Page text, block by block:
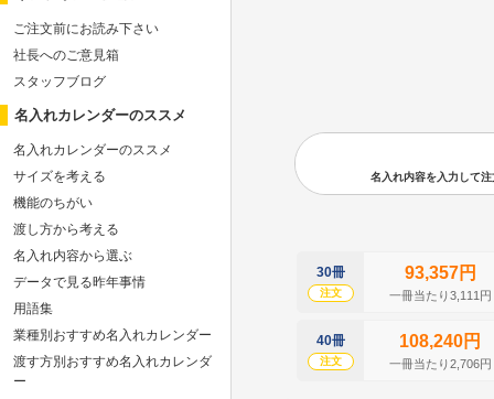
名入れ内容を入力して
30冊
注文
93,357円
一冊当たり3,111円
40冊
注文
108,240円
一冊当たり2,706円
ご注文前にお読み下さい
社長へのご意見箱
スタッフブログ
名入れカレンダーのススメ
名入れカレンダーのススメ
サイズを考える
機能のちがい
渡し方から考える
名入れ内容から選ぶ
データで見る昨年事情
用語集
業種別おすすめ名入れカレンダー
渡す方別おすすめ名入れカレンダ
ー